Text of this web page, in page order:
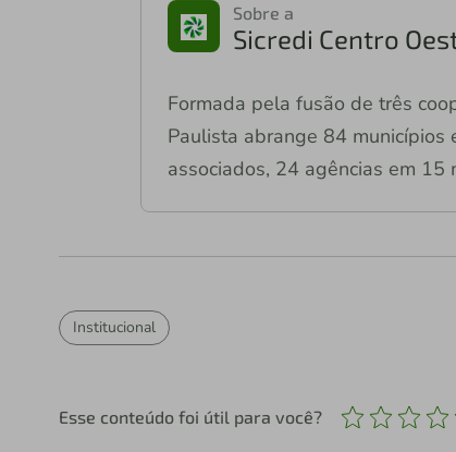
Sobre a
Sicredi Centro
Formada pela fusão de três
Paulista abrange 84 municípios
associados, 24 agências em 15
Institucional
Esse conteúdo foi útil para você?